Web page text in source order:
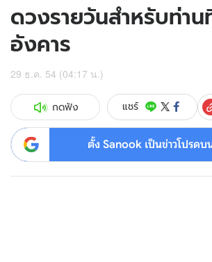
ดวงรายวันสำหรับท่าน
อังคาร
29 ธ.ค. 54 (04:17 น.)
กดฟัง แชร์
ตั้ง Sanook เป็นข่าวโปรด